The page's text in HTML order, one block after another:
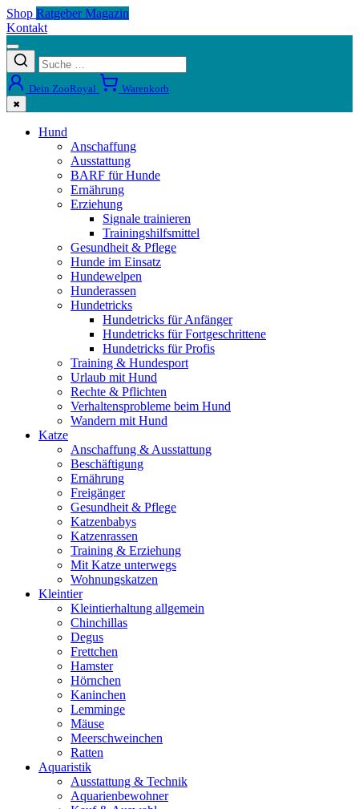
Shop Ratgeber Magazin
Kontakt
Dein ZooRoyal Warenkorb
✖
Hund
Anschaffung
Ausstattung
BARF für Hunde
Ernährung
Erziehung
Signale trainieren
Trainingshilfsmittel
Gesundheit & Pflege
Hunde im Einsatz
Hundewelpen
Hunderassen
Hundetricks
Hundetricks für Anfänger
Hundetricks für Fortgeschrittene
Hundetricks für Profis
Training & Hundesport
Urlaub mit Hund
Rechte & Pflichten
Verhaltensprobleme beim Hund
Wandern mit Hund
Katze
Anschaffung & Ausstattung
Beschäftigung
Ernährung
Freigänger
Gesundheit & Pflege
Katzenbabys
Katzenrassen
Training & Erziehung
Mit Katze unterwegs
Wohnungskatzen
Kleintier
Kleintierhaltung allgemein
Chinchillas
Degus
Frettchen
Hamster
Hörnchen
Kaninchen
Lemminge
Mäuse
Meerschweinchen
Ratten
Aquaristik
Ausstattung & Technik
Aquarienbewohner